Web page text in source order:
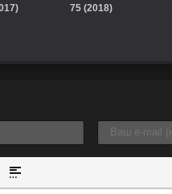
75 (2018)